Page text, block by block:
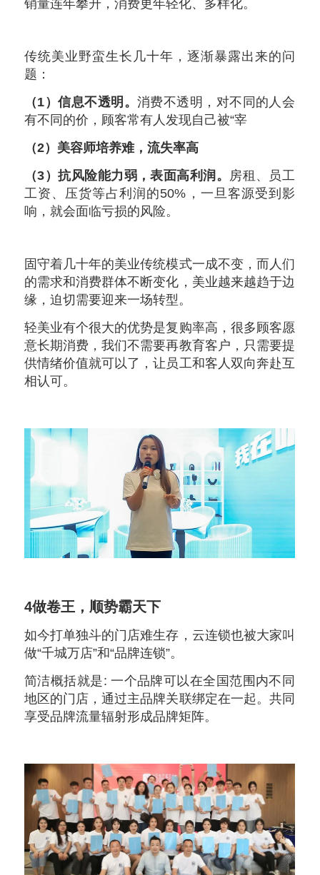
销量连年攀升，消费更年轻化、多样化。
传统美业野蛮生长几十年，逐渐暴露出来的问
题：
（1）信息不透明。 消费不透明，对不同的人会
有不同的价，顾客常有人发现自己被“宰
（2）美容师培养难，流失率高
（3）抗风险能力弱，表面高利润。 房租、员工
工资、压货等占利润的50%，一旦客源受到影
响，就会面临亏损的风险。
固守着几十年的美业传统模式一成不变，而人们
的需求和消费群体不断变化，美业越来越趋于边
缘，迫切需要迎来一场转型。
轻美业有个很大的优势是复购率高，很多顾客愿
意长期消费，我们不需要再教育客户，只需要提
供情绪价值就可以了，让员工和客人双向奔赴互
相认可。
4做卷王，顺势霸天下
如今打单独斗的门店难生存，云连锁也被大家叫
做“千城万店”和“品牌连锁”。
简洁概括就是: 一个品牌可以在全国范围内不同
地区的门店，通过主品牌关联绑定在一起。共同
享受品牌流量辐射形成品牌矩阵。